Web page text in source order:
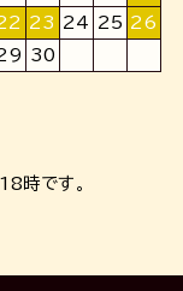
23 24 25 26
30
時です。